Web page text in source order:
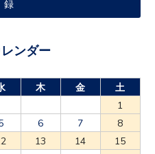
木 金
土
1
6 7
8
13 14
15
20 21
22